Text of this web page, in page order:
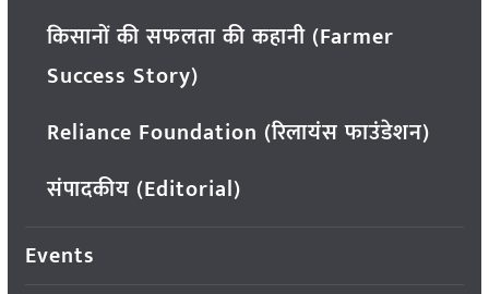
किसानों की सफलता की कहानी (Farmer
Success Story)
Reliance Foundation (रिलायंस फाउंडेशन)
संपादकीय (Editorial)
Events